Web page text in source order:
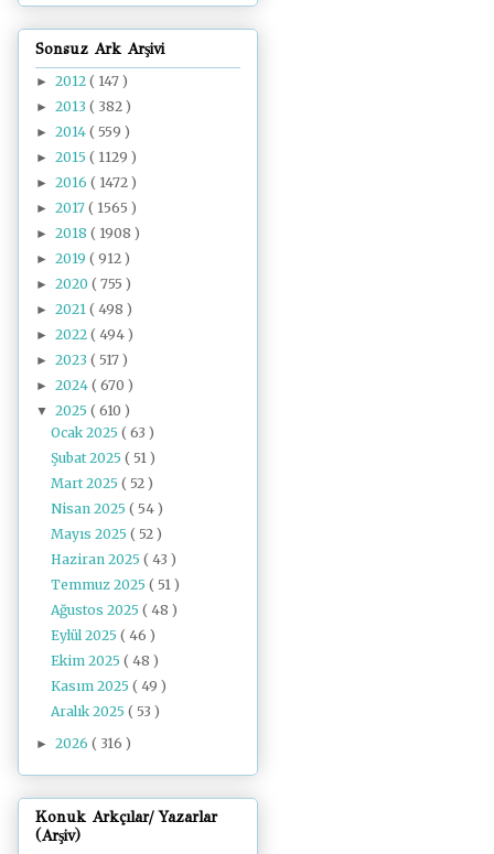
Sonsuz Ark Arşivi
► 2012 ( 147 )
► 2013 ( 382 )
► 2014 ( 559 )
► 2015 ( 1129 )
► 2016 ( 1472 )
► 2017 ( 1565 )
► 2018 ( 1908 )
► 2019 ( 912 )
► 2020 ( 755 )
► 2021 ( 498 )
► 2022 ( 494 )
► 2023 ( 517 )
► 2024 ( 670 )
▼ 2025 ( 610 )
Ocak 2025( 63 )
Şubat 2025( 51 )
Mart 2025( 52 )
Nisan 2025( 54 )
Mayıs 2025( 52 )
Haziran 2025( 43 )
Temmuz 2025( 51 )
Ağustos 2025( 48 )
Eylül 2025( 46 )
Ekim 2025( 48 )
Kasım 2025( 49 )
Aralık 2025( 53 )
► 2026 ( 316 )
Konuk Arkçılar/ Yazarlar
(Arşiv)